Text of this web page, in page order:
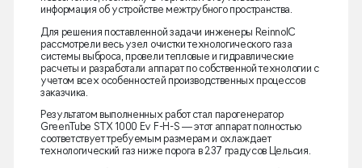
информация об устройстве межтрубного пространства.
Для решения поставленной задачи инженеры ReinnolC
рассмотрели весь узел очистки технологического газа
системы выброса, провели тепловые и гидравлические
расчеты и разработали аппарат по собственной технологии с
учетом всех особенностей производственных процессов
заказчика.
Результатом выполненных работ стал парогенератор
GreenTube STX 1000 Ev F-H-S — этот аппарат полностью
соответствует требуемым размерам и охлаждает
технологический газ ниже порога в 237 градусов Цельсия.